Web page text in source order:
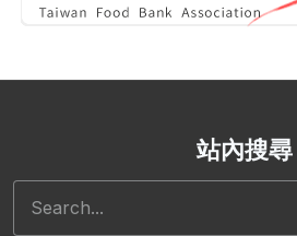
站內搜尋